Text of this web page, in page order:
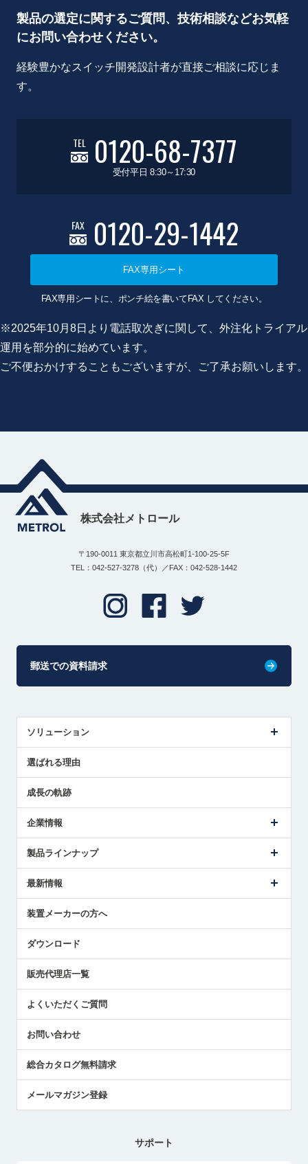
製品の選定に関するご質問、技術相談などお気軽
にお問い合わせください。
経験豊かなスイッチ開発設計者が直接ご相談に応じま
す。
TEL 0120-68-7377
受付平日 8:30～17:30
FAX 0120-29-1442
FAX専用シート
FAX専用シートに、ポンチ絵を書いてFAX してください。
※2025年10月8日より電話取次ぎに関して、外注化トライアル
運用を部分的に始めています。
ご不便おかけすることもございますが、ご了承お願いします。
株式会社メトロール
〒190-0011 東京都立川市高松町1-100-25-5F
TEL：042-527-3278（代）／FAX：042-528-1442
郵送での資料請求
ソリューション
解決策提案
選ばれる理由
成長の軌跡
企業情報
ごあいさつ
受賞履歴
採用情報
国/地域/言語
製品ラインナップ
ツールセッタ製品
エアマイクロセンサ製品
最新情報
メトロールの技術
社員ブログ
中小企業のBCP地震対策
センサのテクニカルガイド
社長ブログ
装置メーカーの方へ
ダウンロード
販売代理店一覧
よくいただくご質問
お問い合わせ
総合カタログ無料請求
メールマガジン登録
サポート